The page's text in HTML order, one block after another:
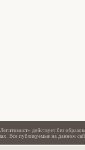
действует без
Все публикуемые на данном